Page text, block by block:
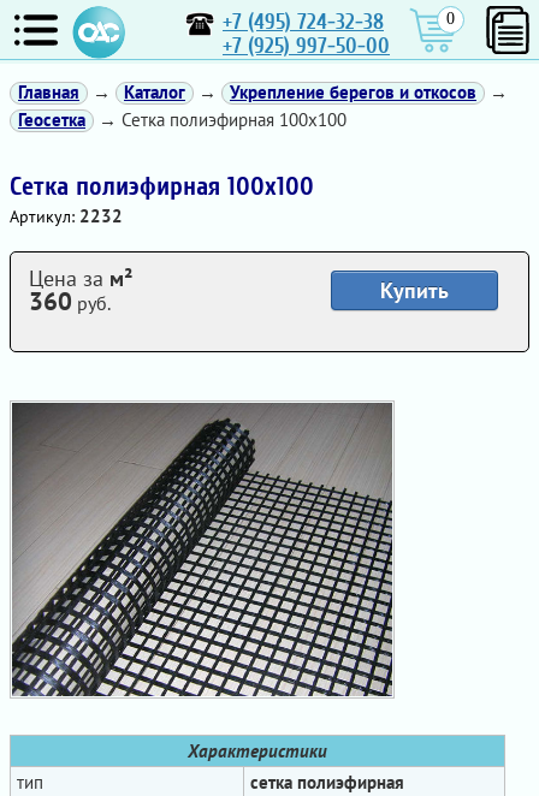
+7 (495) 724-32-38
+7 (925) 997-50-00
0
Главная → Каталог → Укрепление берегов и откосов
→
Геосетка
→ Сетка полиэфирная 100х100
Сетка полиэфирная 100х100
Артикул: 2232
Характеристики
тип
сетка полиэфирная
Купить
Цена за м²
360 руб.